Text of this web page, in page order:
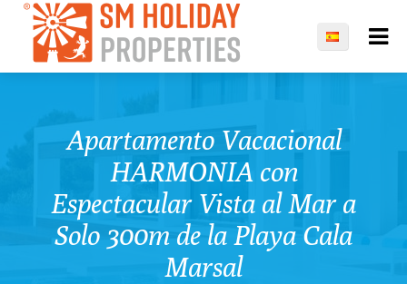
Apartamento Vacacional
HARMONIA con
Espectacular Vista al Mar a
Solo 300m de la Playa Cala
Marsal